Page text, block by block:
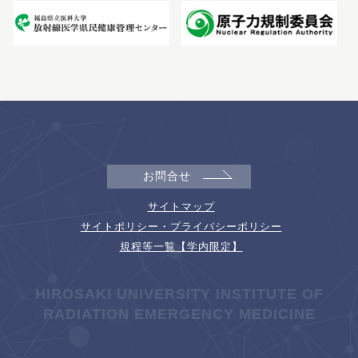
お問合せ
サイトマップ
サイトポリシー・プライバシーポリシー
規程等一覧【学内限定】
HIROSAKI UNIVERSITY INSTITUTE OF
RADIATION EMERGENCY MEDICINE